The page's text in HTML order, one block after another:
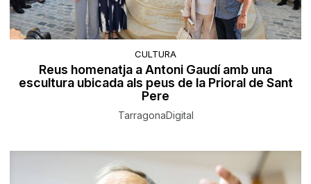
CULTURA
Reus homenatja a Antoni Gaudí amb una
escultura ubicada als peus de la Prioral de Sant
Pere
TarragonaDigital